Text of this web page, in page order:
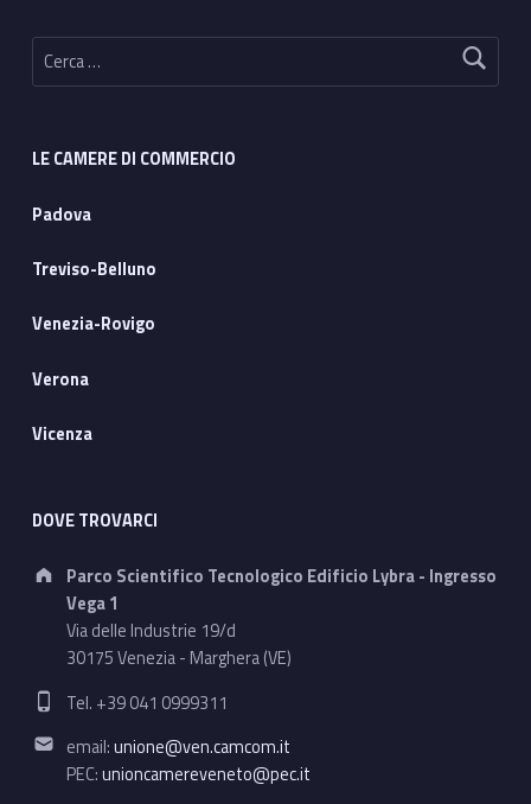
Ricerca per:
LE CAMERE DI COMMERCIO
Padova
Treviso-Belluno
Venezia-Rovigo
Verona
Vicenza
DOVE TROVARCI
Address:
Parco Scientifico Tecnologico Edificio Lybra - Ingresso
Vega 1
Via delle Industrie 19/d
30175 Venezia - Marghera (VE)
Phone number:
Tel. +39 041 0999311
Email address:
email:unione@ven.camcom.it
PEC:unioncamereveneto@pec.it